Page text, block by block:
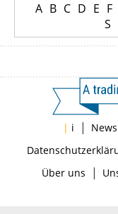
A B C D E F
S
| i | News
Über uns |